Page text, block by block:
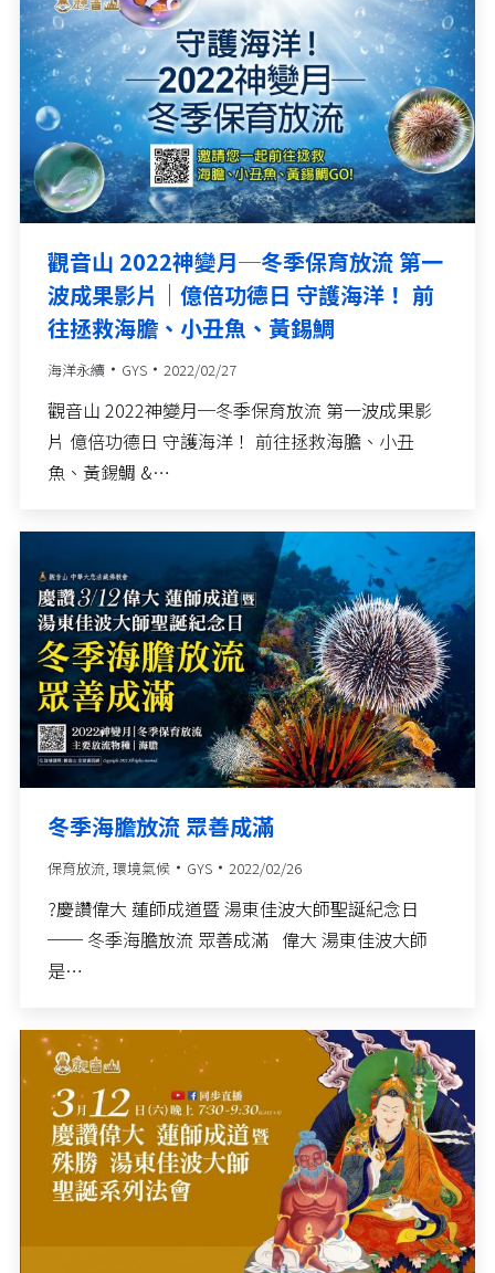
觀音山 2022神變月─冬季保育放流 第一
波成果影片｜億倍功德日 守護海洋！ 前
往拯救海膽、小丑魚、黃錫鯛
海洋永續 GYS 2022/02/27
觀音山 2022神變月─冬季保育放流 第一波成果影
片 億倍功德日 守護海洋！ 前往拯救海膽、小丑
魚、黃錫鯛 &…
冬季海膽放流 眾善成滿
保育放流, 環境氣候 GYS 2022/02/26
?慶讚偉大 蓮師成道暨 湯東佳波大師聖誕紀念日
── 冬季海膽放流 眾善成滿 偉大 湯東佳波大師
是…